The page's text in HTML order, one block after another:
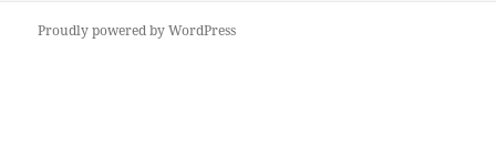
Proudly powered by WordPress